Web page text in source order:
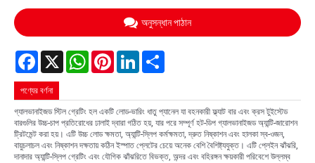
অনুসন্ধান পাঠান
Facebook
X WhatsAppPinterestLinkedIn
পণ্যের বর্ণনা
গ্যালভানাইজড স্টিল গ্রেটিং হল একটি লোড-ভারিং ধাতু প্যানেল যা বহনকারী ফ্ল্যাট বার এবং ক্রস টুইস্টেড
বারগুলির উচ্চ-চাপ প্রতিরোধের ঢালাই দ্বারা গঠিত হয়, যার পরে সম্পূর্ণ হট-ডিপ গ্যালভানাইজড অ্যান্টি-জারোশন
ট্রিটমেন্ট করা হয়। এটি উচ্চ লোড ক্ষমতা, অ্যান্টি-স্লিপ কর্মক্ষমতা, দ্রুত নিষ্কাশন এবং হালকা স্ব-ওজন,
বায়ুচলাচল এবং নিষ্কাশন দক্ষতায় কঠিন ইস্পাত প্লেটের চেয়ে অনেক বেশি বৈশিষ্ট্যযুক্ত। এটি প্লেইন ঝাঁঝরি,
দানাদার অ্যান্টি-স্লিপ গ্রেটিং এবং যৌগিক ঝাঁঝরিতে বিভক্ত, অন্দর এবং বহিরঙ্গন ক্ষয়কারী পরিবেশে উল্লম্ব